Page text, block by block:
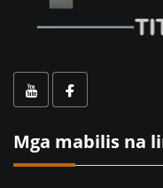
Mga mabilis na